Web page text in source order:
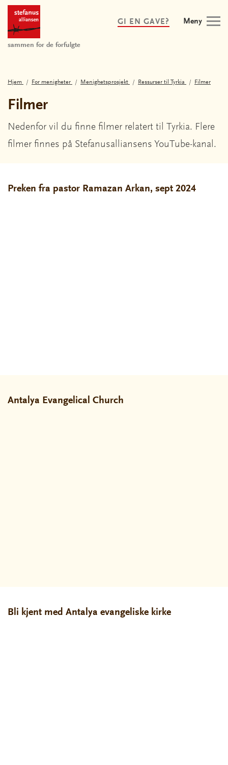
Meny
sammen for de forfulgte
GI EN GAVE?
Hjem For menigheter Menighetsprosjekt Ressurser til Tyrkia Filmer
Filmer
Nedenfor vil du finne filmer relatert til Tyrkia. Flere
filmer finnes på Stefanusalliansens YouTube-kanal.
Preken fra pastor Ramazan Arkan, sept 2024
Antalya Evangelical Church
Bli kjent med Antalya evangeliske kirke